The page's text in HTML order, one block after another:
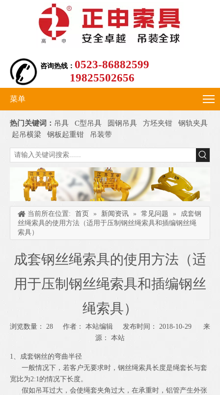
咨询热线： 0523-86882599
19825502656
菜单
热门关键词： 吊具 C型吊具 圆钢吊具 方坯夹钳
钢轨夹具
起吊横梁
钢板起重钳 吊装带
当前所在位置: 首页 » 新闻资讯 » 常见问题 »
成套钢
丝绳索具的使用方法（适用于压制钢丝绳索具和插编钢丝绳
索具）
成套钢丝绳索具的使用方法（适
用于压制钢丝绳索具和插编钢丝
绳索具）
浏览数量： 28 作者： 本站编辑 发布时间： 2018-10-29 来
源： 本站
["wechat","weibo","qzone","douban","email"]
1、成套钢丝的弯曲半径
一般情况下，若客户无要求时，钢丝绳索具长度是绳套长与套
宽比为2:1的情况下长度。
假如吊耳过大，会使绳套夹角过大，在承重时，铝管产生外张